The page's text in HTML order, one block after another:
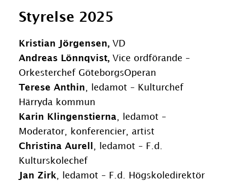
Styrelse 2025
Kristian Jörgensen,VD
Andreas Lönnqvist,Vice ordförande –
Orkesterchef GöteborgsOperan
Terese Anthin , ledamot – Kulturchef
Härryda kommun
Karin Klingenstierna , ledamot –
Moderator, konferencier, artist
Christina Aurell
, ledamot – F.d.
Kulturskolechef
Jan Zirk , ledamot – F.d. Högskoledirektör